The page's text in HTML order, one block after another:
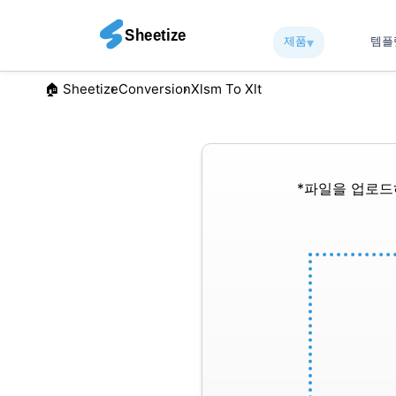
제품▾︎ 템
🏠︎ SheetizeConversionXlsm To Xlt
*파일을 업로